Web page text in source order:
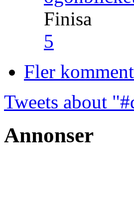
Finisa
5
Fler
Tweets about
Annonser